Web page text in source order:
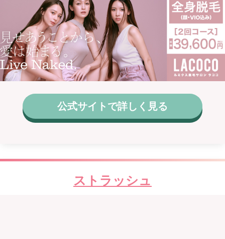
公式サイトで詳しく見る
ストラッシュ